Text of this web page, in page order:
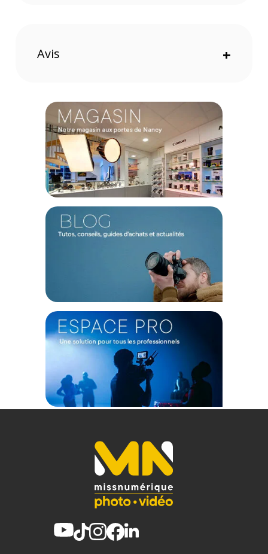
Le moniteur 7" LILLIPUT FS7 4K dispose d'un boîtier métallique
léger conçu pour absorber les chocs tout en conservant sa
Fonctions avancées
Le FS7 dispose d'un grand nombre de fonctions avancées :
Timecodes, YRGB, Zooms, Vector Scopes, Waveforms,
Audiomètres, Peaking, Histogrammes, Expositions, et Pixel to
Compatible avec les batteries Sony F-970 (plaque fournie)
Une plaque de batterie (fournie) compatible avec la batterie
Sony F-970 (vendue séparément), ce qui vous offrira environ 2
à 3 heures d'autonomie sur une seule charge.
Montage et fixation
hot shoe se vissant dans un trou fileté BSW de 1/4" au bas du
moniteur et se clipsant dans le support hot shoe de votre
Pour utiliser une batterie LP-E6, vous aurez besoin
bracketet d'uneplated'adaptation(vendus séparément)
Caractéristiques du moniteur 7" LILLIPUT FS7
1920x1080 :
Résolution native : 1920 x 1200
Résolution maximale : 4096 x 2160p
Angle de visualisation : 170 ° Horizontal/Vertical
Rapport de luminosité : 500 cd/m2
Entrées et sorties vidéo : HDMI 1.4, 3G SDI (BNC)
Batteries compatibles (vendues séparément) : Sony série NP-F
; Canon LP-E6 (batterie NP-FZ non compatible)
Sortie audio : Haut-parleur ; écouteur Jack
Puissance d'entrée : 12V DC 1A 12W
Température de fonctionnement : -20 °C à + 60 °C
CONTENU DU CARTON
Avis +